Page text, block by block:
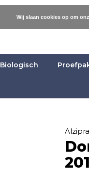
Biologisch
Wij slaan cookies op om